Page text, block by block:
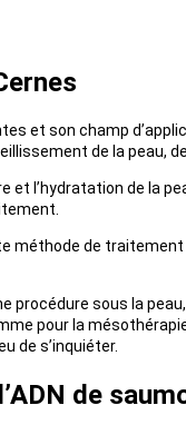
et son champ
de la peau,
l’hydratation de la
de
sous la
pour la
de s’inquiéter.
de